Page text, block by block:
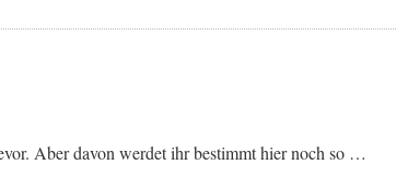
Aber davon werdet ihr bestimmt hier noch so …